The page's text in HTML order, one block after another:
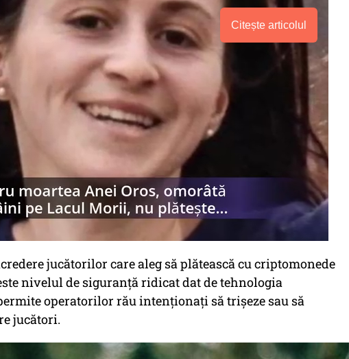
Citește articolul
jucătorilor care aleg să plătească cu criptomonede
nivelul de siguranță ridicat dat de tehnologia
operatorilor rău intenționați să trișeze sau să
jucători.